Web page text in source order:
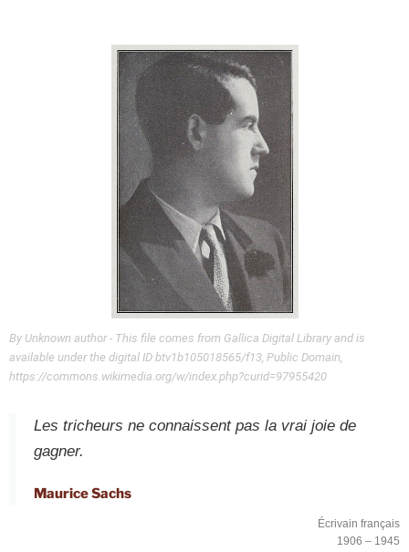
By Unknown author - This file comes from Gallica Digital Library and is
available under the digital ID btv1b105018565/f13, Public Domain,
https://commons.wikimedia.org/w/index.php?curid=97955420
Les tricheurs ne connaissent pas la vrai joie de
gagner.
Maurice Sachs
Écrivain français
1906 – 1945